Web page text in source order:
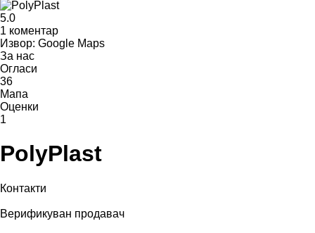
5.0
1 коментар
Извор: Google Maps
За нас
Огласи
36
Мапа
Оценки
1
PolyPlast
Контакти
Верификуван продавач